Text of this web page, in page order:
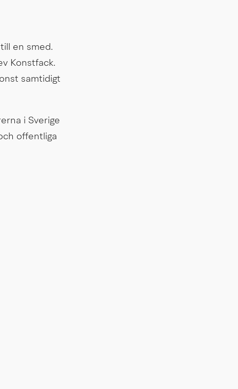
en smed.
Konstfack.
samtidigt
i Sverige
offentliga